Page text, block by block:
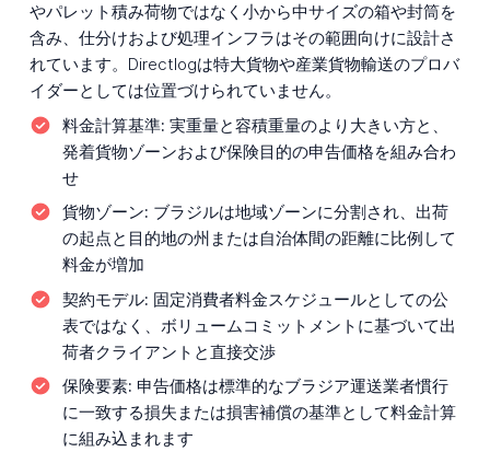
やパレット積み荷物ではなく小から中サイズの箱や封筒を
含み、仕分けおよび処理インフラはその範囲向けに設計さ
れています。Directlogは特大貨物や産業貨物輸送のプロバ
イダーとしては位置づけられていません。
料金計算基準: 実重量と容積重量のより大きい方と、
発着貨物ゾーンおよび保険目的の申告価格を組み合わ
せ
貨物ゾーン: ブラジルは地域ゾーンに分割され、出荷
の起点と目的地の州または自治体間の距離に比例して
料金が増加
契約モデル: 固定消費者料金スケジュールとしての公
表ではなく、ボリュームコミットメントに基づいて出
荷者クライアントと直接交渉
保険要素: 申告価格は標準的なブラジア運送業者慣行
に一致する損失または損害補償の基準として料金計算
に組み込まれます